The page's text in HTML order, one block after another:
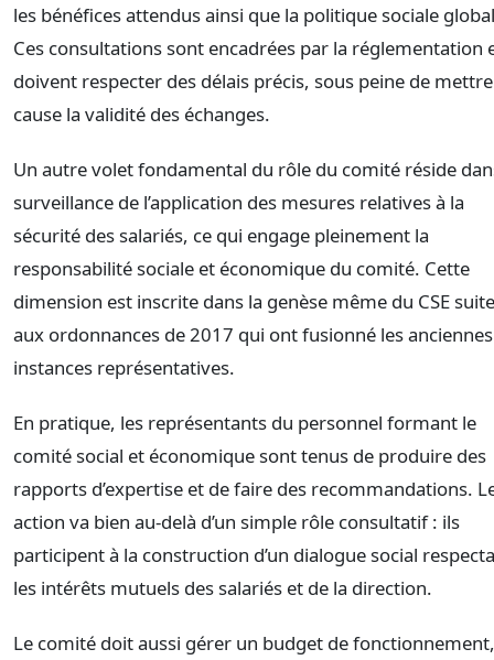
les bénéfices attendus ainsi que la politique sociale
Ces consultations sont encadrées par la réglementation
doivent respecter des délais précis, sous peine de
cause la validité des échanges.
Un autre volet fondamental du rôle du comité réside
surveillance de l’application des mesures relatives à la
sécurité des salariés, ce qui engage pleinement la
responsabilité sociale et économique du comité. Cette
dimension est inscrite dans la genèse même du CSE suite
aux ordonnances de 2017 qui ont fusionné les anciennes
instances représentatives.
En pratique, les représentants du personnel formant le
comité social et économique sont tenus de produire des
rapports d’expertise et de faire des recommandations.
action va bien au-delà d’un simple rôle consultatif : ils
participent à la construction d’un dialogue social
les intérêts mutuels des salariés et de la direction.
Le comité doit aussi gérer un budget de fonctionnement,